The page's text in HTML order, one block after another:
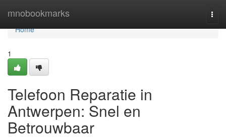
mnobookmarks
Home
Home
1
Telefoon Reparatie in
Antwerpen: Snel en
Betrouwbaar